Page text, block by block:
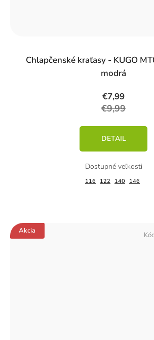
Chlapčenské kraťasy - KUGO
modrá
€7,99
€9,99
DETAIL
116 122 140 146
Akcia